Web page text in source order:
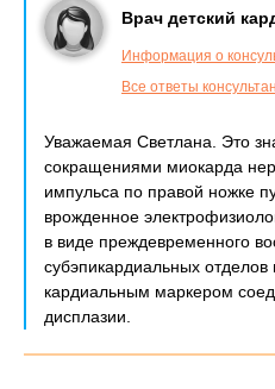
Врач детский
Информация о
Все ответы
Уважаемая Светлана. Это
сокращениями миокарда
импульса по правой ножке
врожденное
в виде преждевременного
субэпикардиальных отделов
кардиальным маркером
дисплазии.